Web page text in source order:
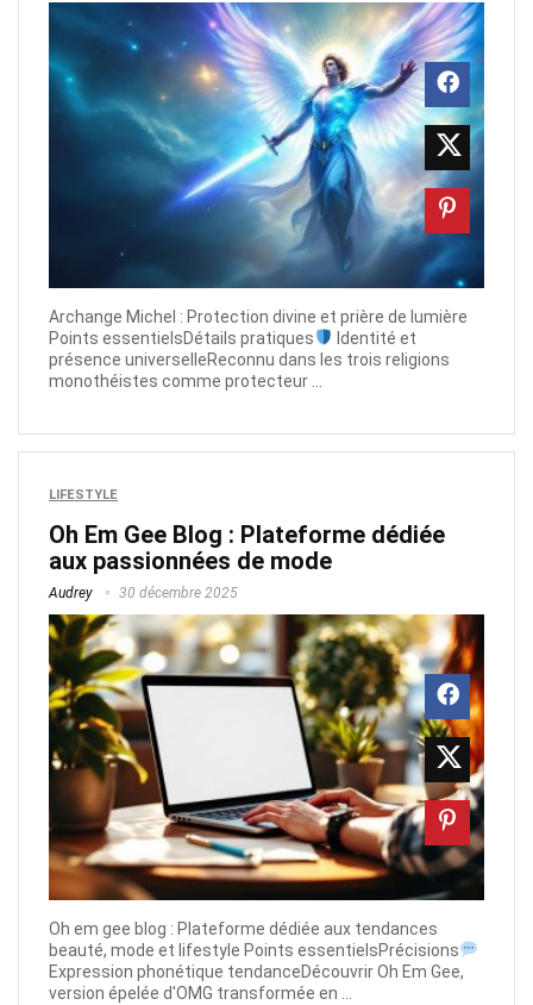
Archange Michel : Protection divine et prière de lumière
Points essentielsDétails pratiques
Identité et
présence universelleReconnu dans les trois religions
monothéistes comme protecteur ...
LIFESTYLE
Oh Em Gee Blog : Plateforme dédiée
aux passionnées de mode
Audrey 30 décembre 2025
Oh em gee blog : Plateforme dédiée aux tendances
beauté, mode et lifestyle Points essentielsPrécisions
Expression phonétique tendanceDécouvrir Oh Em Gee,
version épelée d'OMG transformée en ...